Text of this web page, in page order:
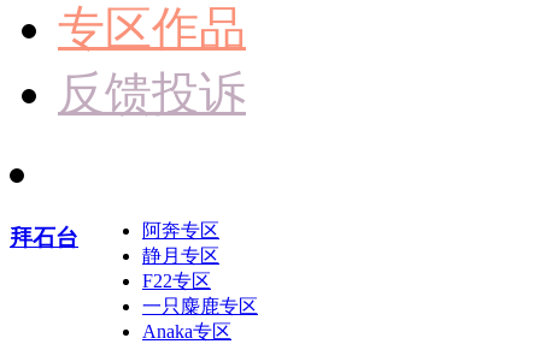
专区作品
反馈投诉
拜石台
阿奔专区
静月专区
F22专区
一只麋鹿专区
Anaka专区